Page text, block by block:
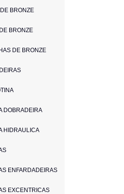
BRONZE
BRONZE
DE BRONZE
DOBRADEIRA
HIDRAULICA
ENFARDADEIRAS
EXCENTRICAS